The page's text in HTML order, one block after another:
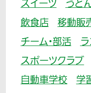
スイーツ
うど
飲食店
移動販
チーム・部活
スポーツクラブ
自動車学校
学